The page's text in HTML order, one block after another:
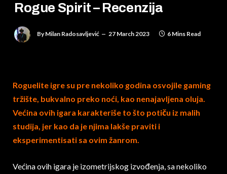
Rogue Spirit – Recenzija
By Milan Radosavljević 27 March 2023 6 Mins Read
Roguelite igre su pre nekoliko godina osvojile gaming
tržište, bukvalno preko noći, kao nenajavljena oluja.
Većina ovih igara karakteriše to što potiču iz malih
studija, jer kao da je njima lakše praviti i
eksperimentisati sa ovim žanrom.
Većina ovih igara je izometrijskog izvođenja, sa nekoliko